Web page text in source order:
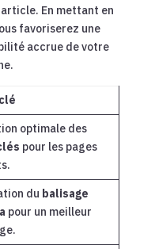
En mettant en
favoriserez une
accrue de votre
optimale des
pour les pages
du balisage
pour un meilleur